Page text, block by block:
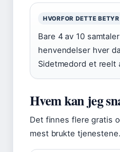
HVORFOR DETTE
Bare 4 av 10
henvendelser hver
Sidetmedord et reelt
Hvem kan jeg
Det finnes flere gratis
mest brukte tjenestene.